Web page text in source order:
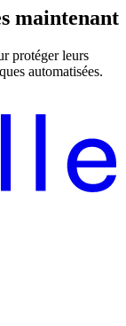
maintenant
protéger leurs
automatisées.